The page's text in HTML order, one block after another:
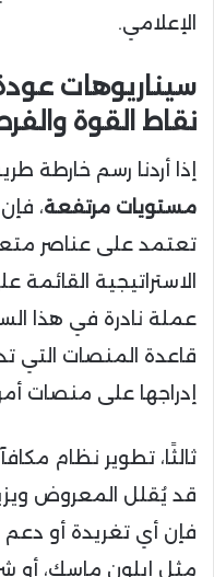
الإعلامي.
سيناريوهات
نقاط القوة
إذا أردنا رسم خارطة
مستويات مرتفعة،
تعتمد على عناصر
الاستراتيجية القائمة
عملة نادرة في هذا
قاعدة المنصات التي
إدراجها على منصات
قد يُقلل المعروض
فإن أي تغريدة أو